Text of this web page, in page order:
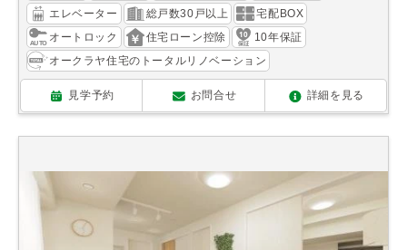
エレベーター
総戸数30戸以上
宅配BOX
オートロック
住宅ローン控除
10年保証
オークラヤ住宅のトータルリノベーション
見学予約 お問合せ 詳細を見る